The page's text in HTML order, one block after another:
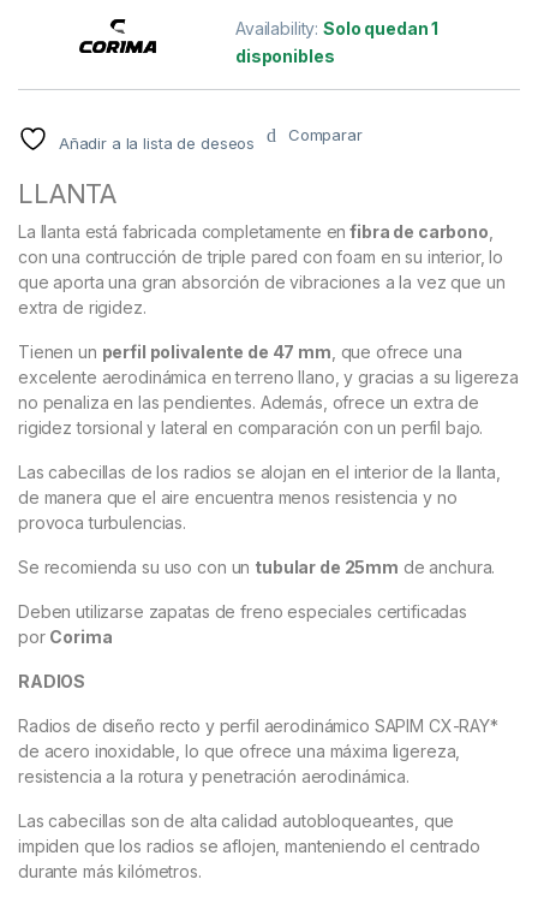
Availability:Solo quedan 1
disponibles
Añadir a la lista de deseos Comparar
LLANTA
La llanta está fabricada completamente en fibra de carbono
con una contrucción de triple pared con foam en su interior, lo
que aporta una gran absorción de vibraciones a la vez que un
extra de rigidez.
Tienen un perfil polivalente de 47 mm , que ofrece una
excelente aerodinámica en terreno llano, y gracias a su ligereza
no penaliza en las pendientes. Además, ofrece un extra de
rigidez torsional y lateral en comparación con un perfil bajo.
Las cabecillas de los radios se alojan en el interior de la llanta,
de manera que el aire encuentra menos resistencia y no
provoca turbulencias.
Se recomienda su uso con un tubular de 25mm de anchura.
Deben utilizarse zapatas de freno especiales certificadas
por Corima
RADIOS
Radios de diseño recto y perfil aerodinámico SAPIM CX-RAY*
de acero inoxidable, lo que ofrece una máxima ligereza,
resistencia a la rotura y penetración aerodinámica.
Las cabecillas son de alta calidad autobloqueantes, que
impiden que los radios se aflojen, manteniendo el centrado
durante más kilómetros.